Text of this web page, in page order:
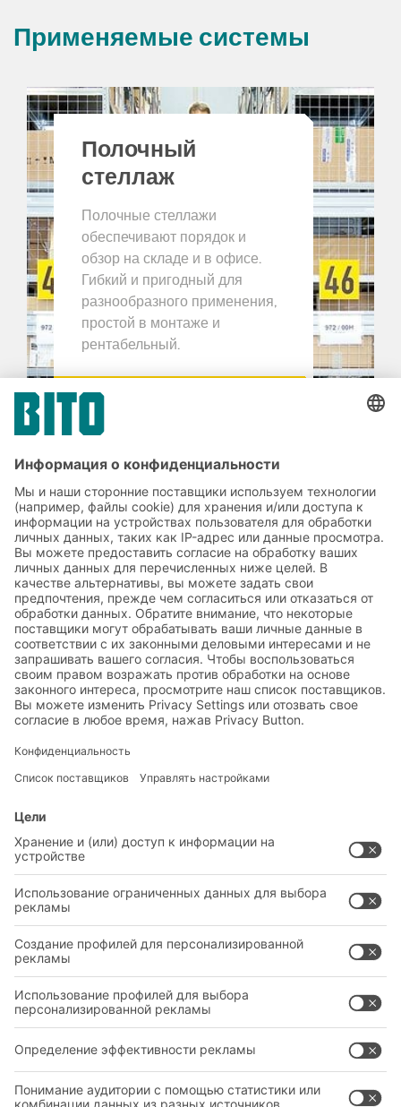
Применяемые системы
Полочный
стеллаж
Полочные стеллажи
обеспечивают порядок и
обзор на складе и в офисе.
Гибкий и пригодный для
разнообразного применения,
простой в монтаже и
рентабельный.
К РЕШЕНИЯМ
Мы смогли Вас убедить?
Тогда мы ждем Ваш запрос по телефону:
+380 67 395 32 62
СДЕЛАТЬ ЗАПРОС
РЕШЕНИЯ
СИСТЕМА
ОТРАСЛИ
НОВЫЕ ПРОДУКТЫ
КОНСУЛЬТАЦИИ И УСЛУГИ
ЮРИДИЧЕСКАЯ ИНФОРМАЦИЯ
ПОЛИТИКА КОНФИДЕНЦИАЛЬНОСТИ
КОНТАКТЫ ГЛАВНОГО ОФИСА
НАСТРОЙКИ КОНФИДЕНЦИАЛЬНОСТИ